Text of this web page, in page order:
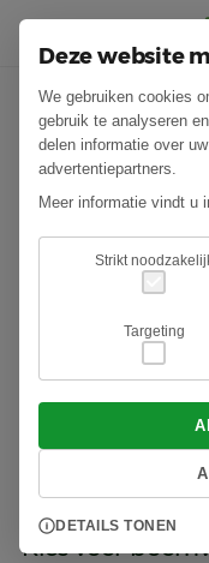
Hoor jij tijdens een
je huis aanslaan en
binnenkort afbreekt?
is namelijk erg groot.
in de tuin komt, dit
andere planten! Heb
hovenier in Breda
neem direct contact
Kies voor
Deze website
We gebruiken cookies
gebruik te analyseren
delen informatie over
advertentiepartners.
Meer informatie vindt u
Strikt
Targeting
DETAILS TONEN